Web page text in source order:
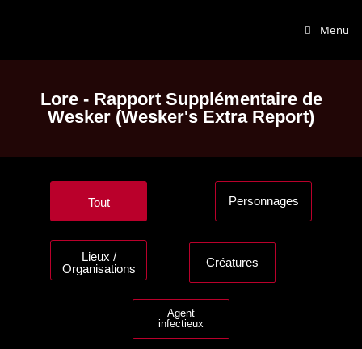
Menu
Lore - Rapport Supplémentaire de
Wesker (Wesker's Extra Report)
tout Personnages
Lieux /
Organisations
créatures
Agent
infectieux